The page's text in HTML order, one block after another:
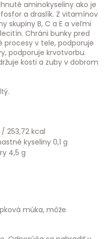
aminokyseliny ako je
a draslík. Z vitamínov
skupiny B, C a E a veľmi
Chráni bunky pred
v tele, podporuje
podporuje krvotvorbu.
kosti a zuby v dobrom
253,72 kcal
kyseliny 0,1 g
4,5 g
múka, môže